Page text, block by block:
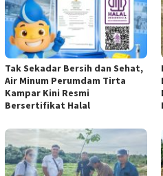
Tak Sekadar Bersih dan Sehat,
Air Minum Perumdam Tirta
Kampar Kini Resmi
Bersertifikat Halal